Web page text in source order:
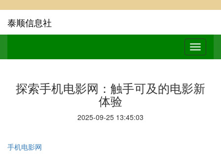
泰顺信息社
探索手机电影网：触手可及的电影新
体验
2025-09-25 13:45:03
手机电影网